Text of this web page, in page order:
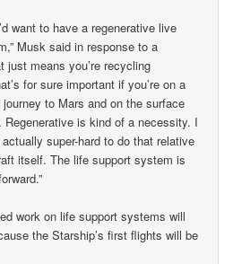
want to have a regenerative live
Musk said in response to a
just means you’re recycling
for sure important if you’re on a
to Mars and on the surface
Regenerative is kind of a necessity. I
actually super-hard to do that relative
itself. The life support system is
work on life support systems will
the Starship’s first flights will be